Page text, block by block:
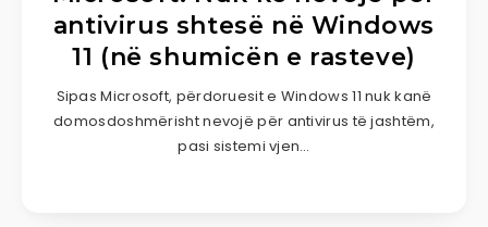
antivirus shtesë në Windows
11 (në shumicën e rasteve)
Sipas Microsoft, përdoruesit e Windows 11 nuk kanë
domosdoshmërisht nevojë për antivirus të jashtëm,
pasi sistemi vjen…